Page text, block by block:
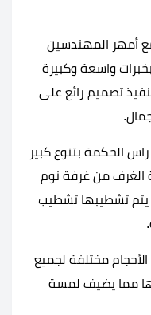
أمهر المهندسين
واسعة وكبيرة
تصميم رائع على
الحكمة بتنوع كبير
الغرف من غرفة نوم
يتم تشطيبها تشطيب
مختلفة لجميع
مما يضيف لمسة